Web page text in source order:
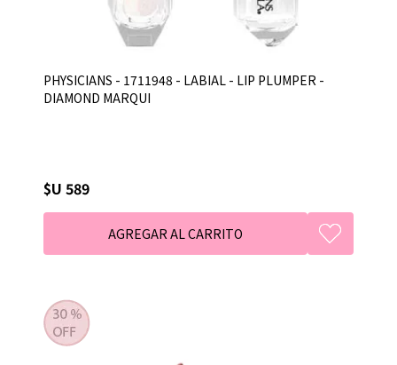
PHYSICIANS - 1711948 - LABIAL - LIP PLUMPER -
DIAMOND MARQUI
$U 589